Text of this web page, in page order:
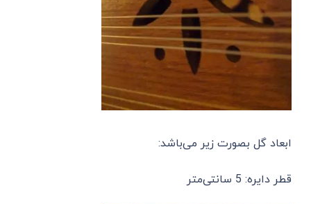
ابعاد گل بصورت زیر می‌باشد:
قطر دایره: 5 سانتی‌متر